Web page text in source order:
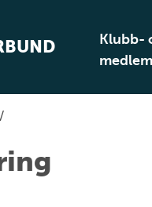
Klubb-
/